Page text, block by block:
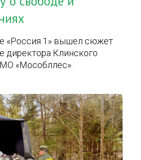
«Россия 1» вышел сюжет
директора Клинского
«Мособллес».